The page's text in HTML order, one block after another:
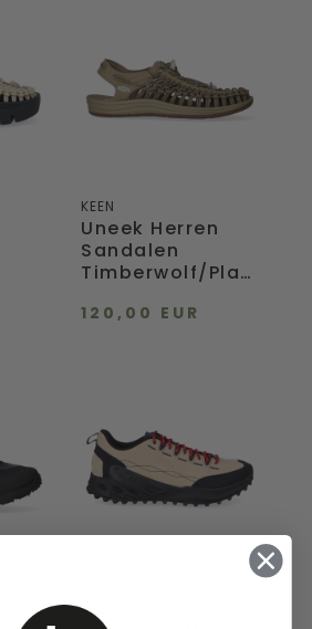
Sandalen
Timberwolf/Plaza
Taupe
KEEN
Uneek Herren
Sandalen
Timberwolf/Plaza
120,00 EUR
Wildleder
Herren
Sneaker
Safari/Sky
Jasper Zionic